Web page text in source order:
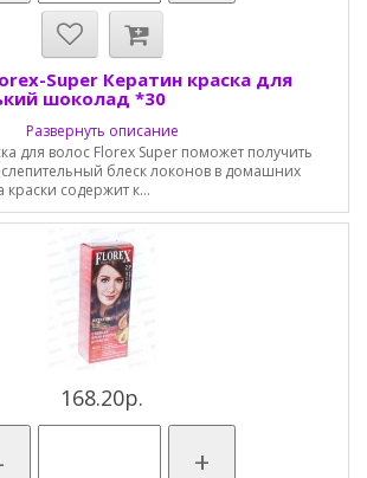
Super Кератин краска для
шоколад *30
Развернуть описание
для волос Florex Super поможет получить
блеск локонов в домашних
содержит к...
168.20р.
+